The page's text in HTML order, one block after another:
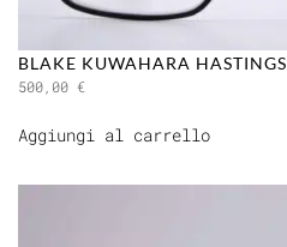
BLAKE KUWAHARA HASTINGS
500,00 €
Aggiungi al carrello